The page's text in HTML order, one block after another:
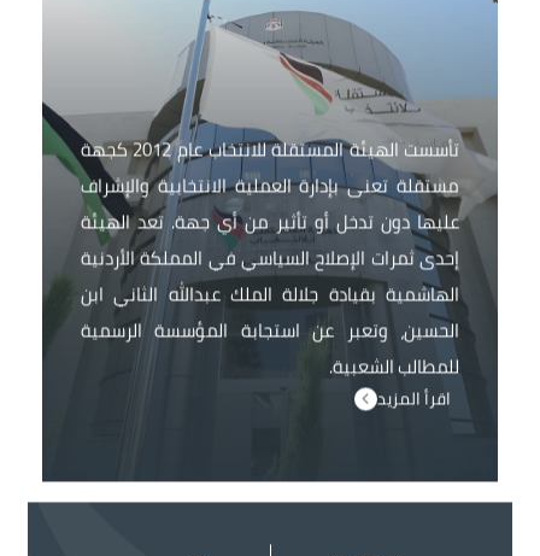
تأسست الهيئة المستقلة للانتخاب عام 2012 كجهة
مستقلة تعنى بإدارة العملية الانتخابية والإشراف
عليها دون تدخل أو تأثير من أي جهة. تعد الهيئة
إحدى ثمرات الإصلاح السياسي في المملكة الأردنية
الهاشمية بقيادة جلالة الملك عبدالله الثاني ابن
الحسين، وتعبر عن استجابة المؤسسة الرسمية
للمطالب الشعبية.
اقرأ المزيد